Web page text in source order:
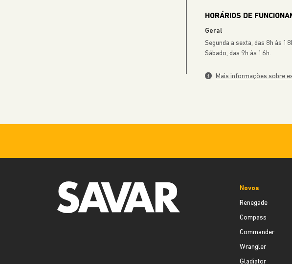
HORÁRIOS DE
Geral
Segunda a sexta, das 8h às
Sábado, das 9h às 16h.
Mais informações sobre
Novos
Renegade
Compass
Commander
Wrangler
Gladiator